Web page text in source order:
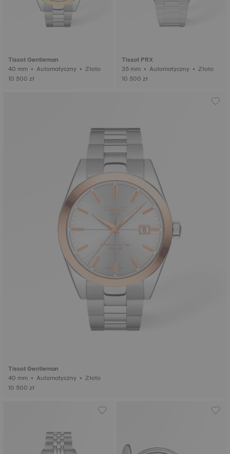
Tissot Gentleman
40 mm • Automatyczny • Złoto
10 500 zł
Tissot PRX
35 mm • Automatyczny • Złoto
10 500 zł
Tissot Gentleman
40 mm • Automatyczny • Złoto
10 500 zł